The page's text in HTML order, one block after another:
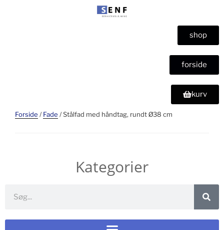
shop
forside
kurv
Forside /Fade / Stålfad med håndtag, rundt Ø38 cm
Kategorier